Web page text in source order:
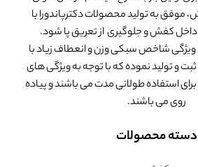
به تولید محصولات دکترپاندورا با
کفش و جلوگیری از تعریق پا شود.
شاخص سبکی وزن و انعطاف زیاد با
و تولید نموده که با توجه به ویژگی های
استفاده طولانی مدت می باشند و پیاده
روی می باشند.
دسته محصولات